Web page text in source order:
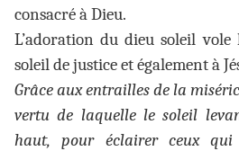
consacré à Dieu.
L’adoration du dieu soleil vole
soleil de justice et également à
Grâce aux entrailles de la
vertu de laquelle le soleil
haut, pour éclairer ceux